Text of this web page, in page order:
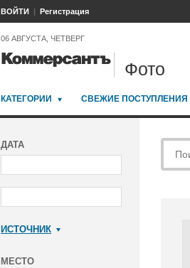
ВОЙТИ Регистрация
06 АВГУСТА, ЧЕТВЕРГ
Фото
КАТЕГОРИИ СВЕЖИЕ ПОСТУПЛЕНИЯ
ДАТА
ИСТОЧНИК
МЕСТО